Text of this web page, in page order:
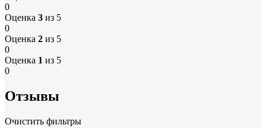
0
Оценка 3 из 5
0
Оценка 2 из 5
0
Оценка 1 из 5
0
Отзывы
Очистить фильтры